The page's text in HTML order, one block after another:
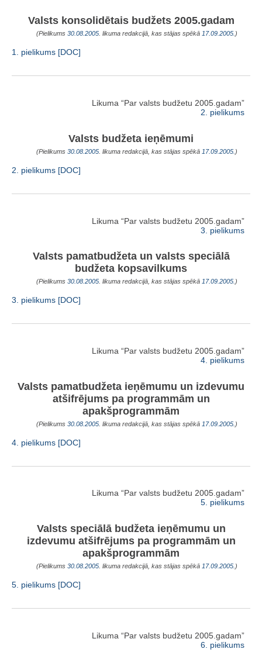
Valsts konsolidētais budžets 2005.gadam
(Pielikums 30.08.2005 . likuma redakcijā, kas stājas spēkā 17.09.2005. )
1. pielikums [DOC]
Likuma “Par valsts budžetu 2005.gadam”
2. pielikums
Valsts budžeta ieņēmumi
(Pielikums 30.08.2005 . likuma redakcijā, kas stājas spēkā 17.09.2005. )
2. pielikums [DOC]
Likuma “Par valsts budžetu 2005.gadam”
3. pielikums
Valsts pamatbudžeta un valsts speciālā
budžeta kopsavilkums
(Pielikums 30.08.2005 . likuma redakcijā, kas stājas spēkā 17.09.2005. )
3. pielikums [DOC]
Likuma “Par valsts budžetu 2005.gadam”
4. pielikums
Valsts pamatbudžeta ieņēmumu un izdevumu
atšifrējums pa programmām un
apakšprogrammām
(Pielikums 30.08.2005 . likuma redakcijā, kas stājas spēkā 17.09.2005. )
4. pielikums [DOC]
Likuma “Par valsts budžetu 2005.gadam”
5. pielikums
Valsts speciālā budžeta ieņēmumu un
izdevumu atšifrējums pa programmām un
apakšprogrammām
(Pielikums 30.08.2005 . likuma redakcijā, kas stājas spēkā 17.09.2005. )
5. pielikums [DOC]
Likuma “Par valsts budžetu 2005.gadam”
6. pielikums